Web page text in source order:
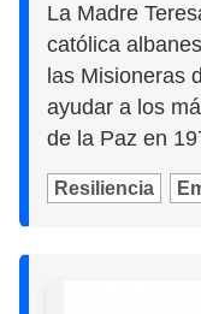
La Madre
católica
las Misioneras
ayudar a los
de la Paz en
Resiliencia